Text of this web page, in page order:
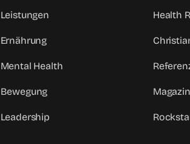
Leistungen
Ernährung
Mental Health
Bewegung
Leadership
Health
Magazin